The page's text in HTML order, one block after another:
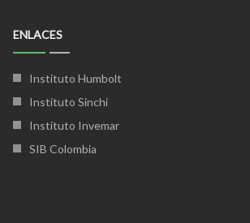
ENLACES
Instituto Humbolt
Instituto Sinchi
Instituto Invemar
SIB Colombia